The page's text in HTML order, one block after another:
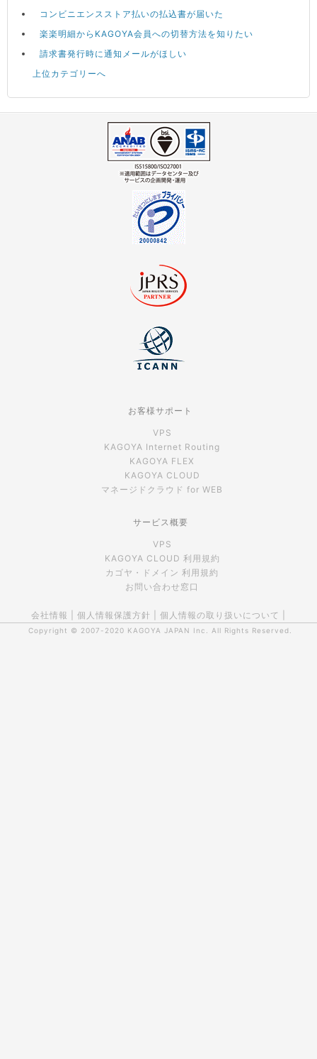
コンビニエンスストア払いの払込書が届いた
楽楽明細からKAGOYA会員への切替方法を知りたい
請求書発行時に通知メールがほしい
上位カテゴリーへ
お客様サポート
VPS
KAGOYA Internet Routing
KAGOYA FLEX
KAGOYA CLOUD
マネージドクラウド for WEB
サービス概要
VPS
KAGOYA CLOUD 利用規約
カゴヤ・ドメイン 利用規約
お問い合わせ窓口
会社情報 個人情報保護方針 個人情報の取り扱いについて
Copyright © 2007-2020 KAGOYA JAPAN Inc. All Rights Reserved.